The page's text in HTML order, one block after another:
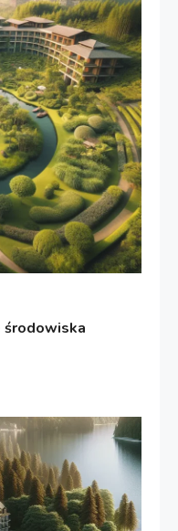
środowiska